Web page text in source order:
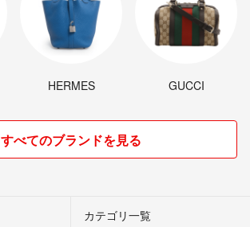
HERMES GUCCI
すべてのブランドを見る
カテゴリ一覧